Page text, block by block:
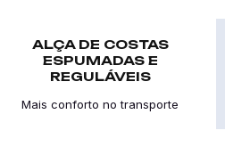
ALÇA DE COSTAS
ESPUMADAS E
REGULÁVEIS
Mais conforto no transporte